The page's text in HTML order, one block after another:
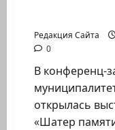
Редакция Сайта
0
В конференц-
открылась
«Шатер